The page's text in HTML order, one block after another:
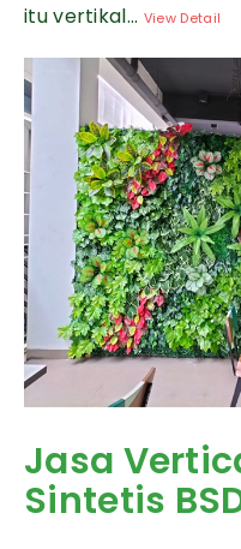
itu vertikal... View Detail
Jasa
Sintetis